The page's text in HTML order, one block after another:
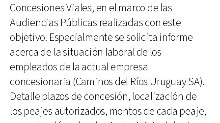
Concesiones Viales, en el marco de las
Audiencias Públicas realizadas con este
objetivo. Especialmente se solicita informe
acerca de la situación laboral de los
empleados de la actual empresa
concesionaria (Caminos del Ríos Uruguay SA).
Detalle plazos de concesión, localización de
los peajes autorizados, montos de cada peaje,